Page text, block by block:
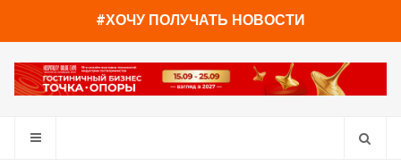
#ХОЧУ ПОЛУЧАТЬ НОВОСТИ